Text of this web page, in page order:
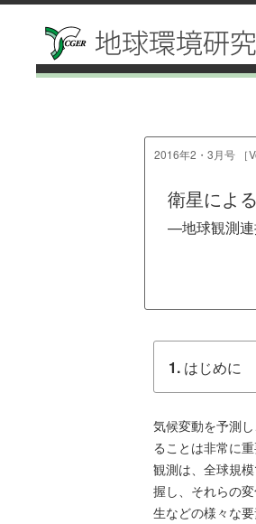
2016年2・3月号 ［
衛星によ
—地球観測連
1. はじめに
気候変動を予測
ることは非常に
観測は、全球規
握し、それらの
生などの様々な